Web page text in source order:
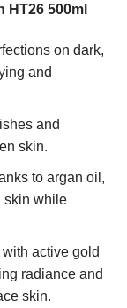
500ml
on dark,
and
and
skin.
to argan oil,
skin while
active gold
radiance and
skin.